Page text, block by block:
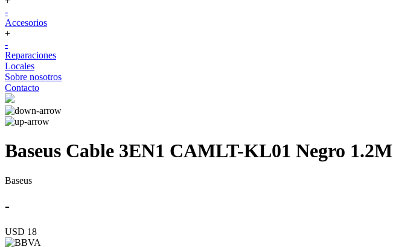
-
Accesorios
+
-
Reparaciones
Locales
Sobre nosotros
Contacto
Baseus Cable 3EN1 CAMLT-KL01 Negro 1.2M
Baseus
-
USD 18